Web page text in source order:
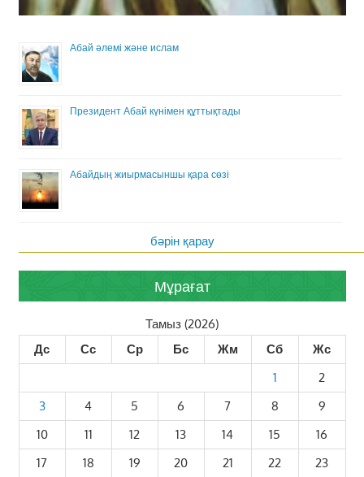
Абай әлемі және ислам
Президент Абай күнімен құттықтады
Абайдың жиырмасыншы қара сөзі
бәрін қарау
Мұрағат
Тамыз (2026)
Дс
Сс Ср Бс Жм Сб
Жс
1
2
3
4 5 6 7 8
9
10
11 12 13 14 15
16
17
18 19 20 21 22
23